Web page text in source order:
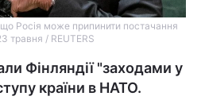
Росія може припинити постачання
травня / REUTERS
Фінляндії "заходами у
країни в НАТО.